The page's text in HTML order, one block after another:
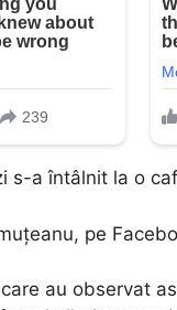
s-a întâlnit la o
pe
au observat